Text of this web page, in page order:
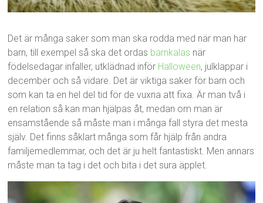
Det är många saker som man ska rodda med när man har
barn, till exempel så ska det ordas barnkalas när
födelsedagar infaller, utklädnad inför Halloween, julklappar i
december och så vidare. Det är viktiga saker för barn och
som kan ta en hel del tid för de vuxna att fixa. Är man två i
en relation så kan man hjälpas åt, medan om man är
ensamstående så måste man i många fall styra det mesta
själv. Det finns såklart många som får hjälp från andra
familjemedlemmar, och det är ju helt fantastiskt. Men annars
måste man ta tag i det och bita i det sura äpplet.